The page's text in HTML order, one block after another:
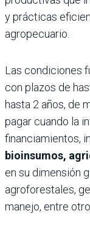
y prácticas
agropecuario.
Las condiciones
con plazos de
hasta 2 años, de
pagar cuando la
financiamientos,
bioinsumos,
en su dimensión
agroforestales,
manejo, entre